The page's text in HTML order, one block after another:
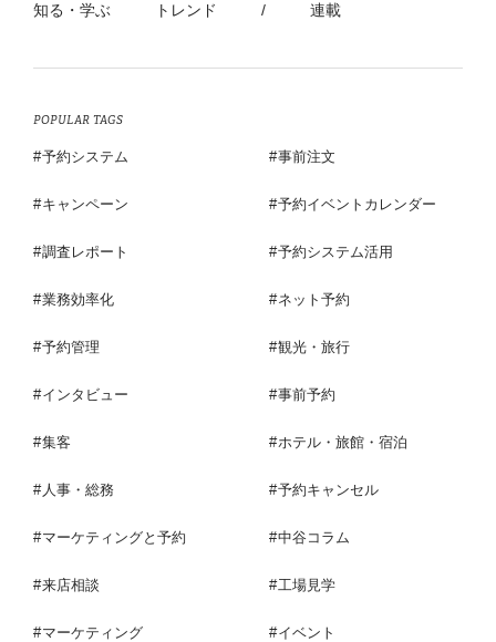
知る・学ぶ
トレンド / 連載
POPULAR TAGS
予約システム 事前注文
キャンペーン 予約イベントカレンダー
調査レポート 予約システム活用
業務効率化 ネット予約
予約管理 観光・旅行
インタビュー 事前予約
集客 ホテル・旅館・宿泊
人事・総務 予約キャンセル
マーケティングと予約 中谷コラム
来店相談 工場見学
マーケティング イベント